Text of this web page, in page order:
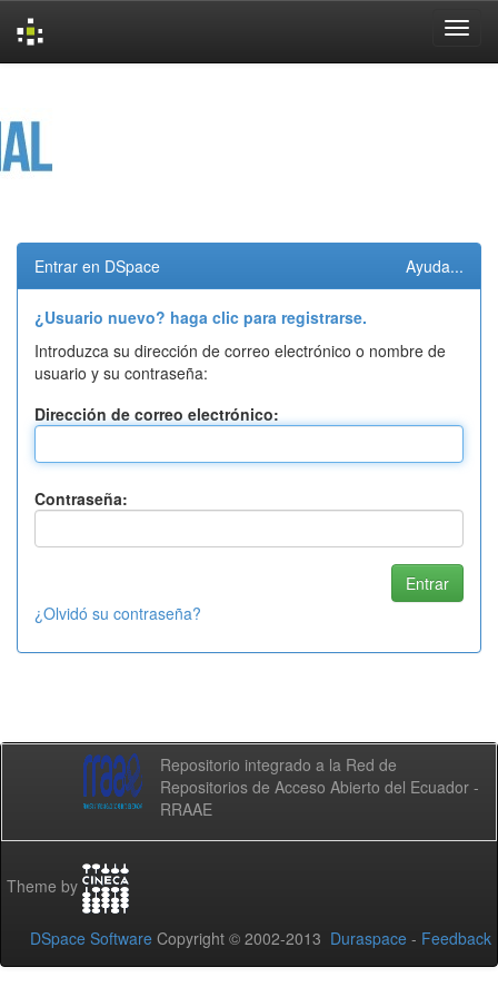
Entrar en DSpace Ayuda...
¿Usuario nuevo? haga clic para registrarse.
Introduzca su dirección de correo electrónico o nombre de
usuario y su contraseña:
Dirección de correo electrónico:
Contraseña:
¿Olvidó su contraseña?
Repositorio integrado a la Red de
Repositorios de Acceso Abierto del Ecuador -
RRAAE
Theme by
DSpace Software Copyright © 2002-2013 Duraspace - Feedback